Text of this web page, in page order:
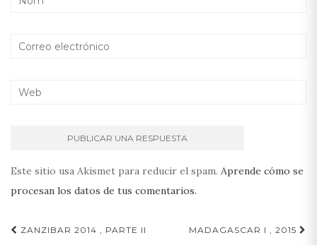
Este sitio usa Akismet para reducir el spam. Aprende cómo se
procesan los datos de tus comentarios.
Navegación
ZANZIBAR 2014 , PARTE II MADAGASCAR I , 2015